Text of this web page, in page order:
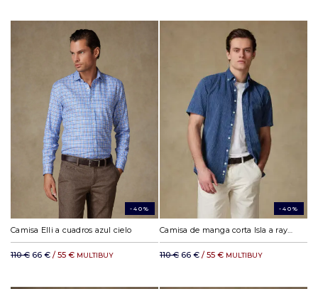
-40%
Camisa Elli a cuadros azul cielo
110 € 66 € / 55 € MULTIBUY
-40%
110 € 66 € / 55 € MULTIBUY